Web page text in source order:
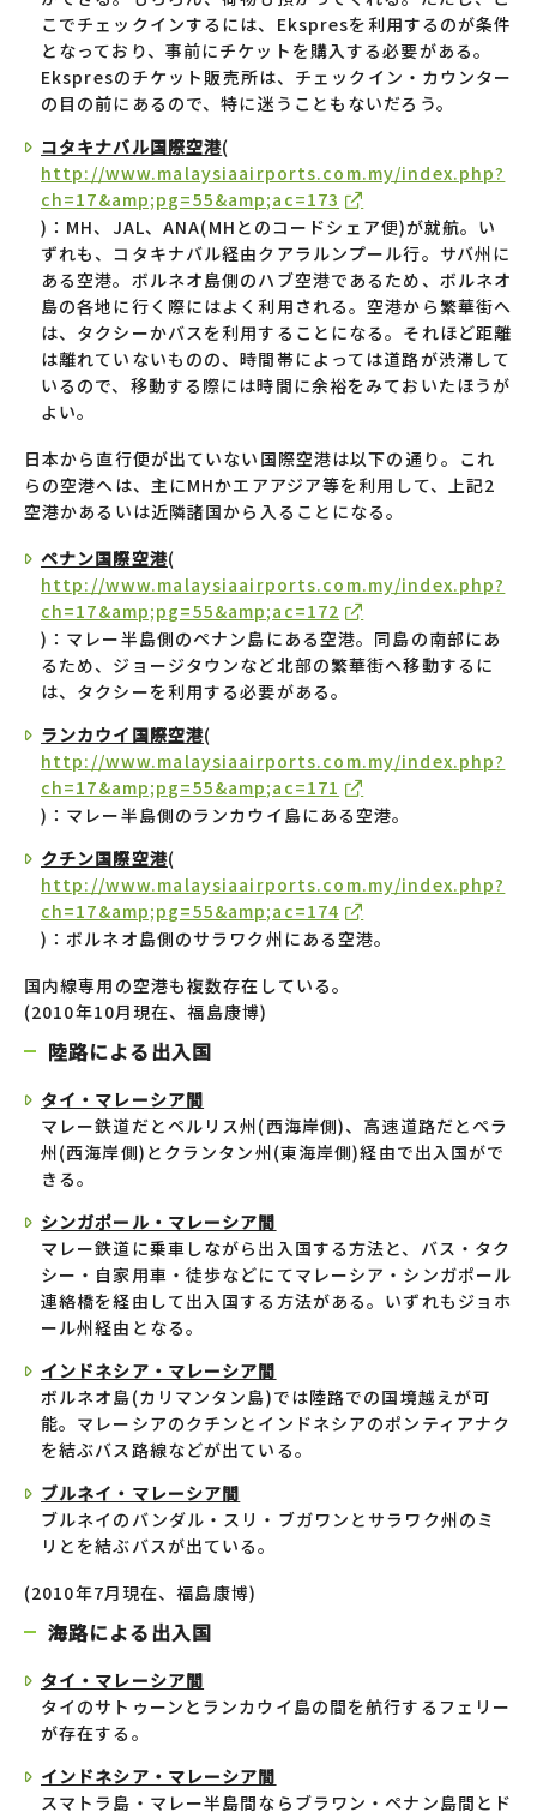
こでチェックインするには、Ekspresを利用するのが条件
となっており、事前にチケットを購入する必要がある。
Ekspresのチケット販売所は、チェックイン・カウンター
の目の前にあるので、特に迷うこともないだろう。
コタキナバル国際空港(
http://www.malaysiaairports.com.my/index.php?
ch=17&amp;pg=55&amp;ac=173
)：MH、JAL、ANA(MHとのコードシェア便)が就航。い
ずれも、コタキナバル経由クアラルンプール行。サバ州に
ある空港。ボルネオ島側のハブ空港であるため、ボルネオ
島の各地に行く際にはよく利用される。空港から繁華街へ
は、タクシーかバスを利用することになる。それほど距離
は離れていないものの、時間帯によっては道路が渋滞して
いるので、移動する際には時間に余裕をみておいたほうが
よい。
日本から直行便が出ていない国際空港は以下の通り。これ
らの空港へは、主にMHかエアアジア等を利用して、上記2
空港かあるいは近隣諸国から入ることになる。
ペナン国際空港(
http://www.malaysiaairports.com.my/index.php?
ch=17&amp;pg=55&amp;ac=172
)：マレー半島側のペナン島にある空港。同島の南部にあ
るため、ジョージタウンなど北部の繁華街へ移動するに
は、タクシーを利用する必要がある。
ランカウイ国際空港(
http://www.malaysiaairports.com.my/index.php?
ch=17&amp;pg=55&amp;ac=171
)：マレー半島側のランカウイ島にある空港。
クチン国際空港(
http://www.malaysiaairports.com.my/index.php?
ch=17&amp;pg=55&amp;ac=174
)：ボルネオ島側のサラワク州にある空港。
国内線専用の空港も複数存在している。
(2010年10月現在、福島康博)
陸路による出入国
タイ・マレーシア間
マレー鉄道だとペルリス州(西海岸側)、高速道路だとペラ
州(西海岸側)とクランタン州(東海岸側)経由で出入国がで
きる。
シンガポール・マレーシア間
マレー鉄道に乗車しながら出入国する方法と、バス・タク
シー・自家用車・徒歩などにてマレーシア・シンガポール
連絡橋を経由して出入国する方法がある。いずれもジョホ
ール州経由となる。
インドネシア・マレーシア間
ボルネオ島(カリマンタン島)では陸路での国境越えが可
能。マレーシアのクチンとインドネシアのポンティアナク
を結ぶバス路線などが出ている。
ブルネイ・マレーシア間
ブルネイのバンダル・スリ・ブガワンとサラワク州のミ
リとを結ぶバスが出ている。
(2010年7月現在、福島康博)
海路による出入国
タイ・マレーシア間
タイのサトゥーンとランカウイ島の間を航行するフェリー
が存在する。
インドネシア・マレーシア間
スマトラ島・マレー半島間ならブラワン・ペナン島間とド